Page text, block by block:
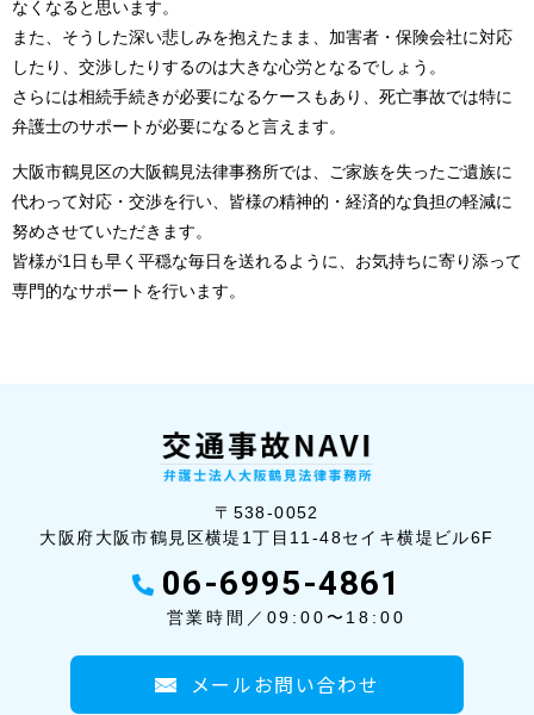
なくなると思います。
また、そうした深い悲しみを抱えたまま、加害者・保険会社に対応
したり、交渉したりするのは大きな心労となるでしょう。
さらには相続手続きが必要になるケースもあり、死亡事故では特に
弁護士のサポートが必要になると言えます。
大阪市鶴見区の大阪鶴見法律事務所では、ご家族を失ったご遺族に
代わって対応・交渉を行い、皆様の精神的・経済的な負担の軽減に
努めさせていただきます。
皆様が1日も早く平穏な毎日を送れるように、お気持ちに寄り添って
専門的なサポートを行います。
〒538-0052
大阪府大阪市鶴見区横堤1丁目11-48セイ キ横堤ビル6F
06-6995-4861
営業時間／09:00〜18:00
メールお問い合わせ